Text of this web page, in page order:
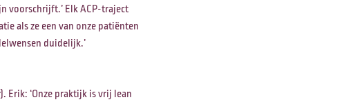
voorschrijft.’ Elk ACP-traject
als ze een van onze patiënten
duidelijk.’
Erik: ‘Onze praktijk is vrij lean